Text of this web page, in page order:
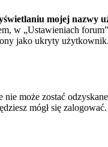
mojej
w „Ustawieniach
jako ukryty użytkownik.
może zostać
mógł się zalogować.